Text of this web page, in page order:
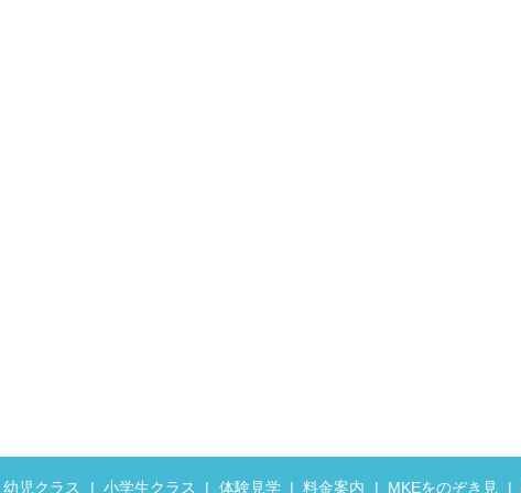
幼児クラス 小学生クラス 体験見学 料金案内 MKEをのぞき見